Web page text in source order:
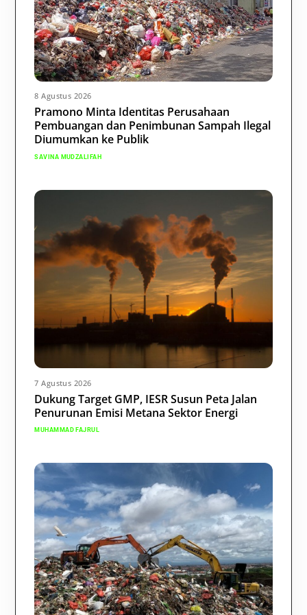
8 Agustus 2026
Pramono Minta Identitas Perusahaan
Pembuangan dan Penimbunan Sampah Ilegal
Diumumkan ke Publik
SAVINA MUDZALIFAH
7 Agustus 2026
Dukung Target GMP, IESR Susun Peta Jalan
Penurunan Emisi Metana Sektor Energi
MUHAMMAD FAJRUL